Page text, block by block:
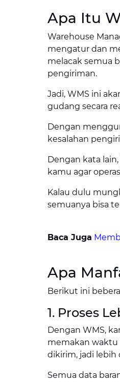
Apa Itu
Warehouse
mengatur dan
melacak semua
pengiriman.
Jadi, WMS ini
gudang secara
Dengan
kesalahan
Dengan kata
kamu agar
Kalau dulu
semuanya bisa
Baca Juga
Apa
Berikut ini
1. Proses
Dengan WMS,
memakan waktu
dikirim, jadi lebih
Semua data